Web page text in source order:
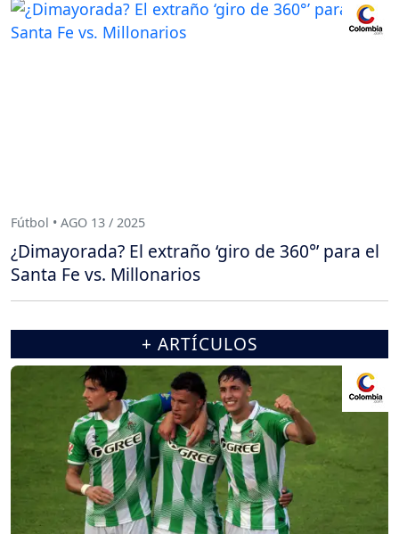
Fútbol • AGO 13 / 2025
¿Dimayorada? El extraño ‘giro de 360°’ para el
Santa Fe vs. Millonarios
+ ARTÍCULOS